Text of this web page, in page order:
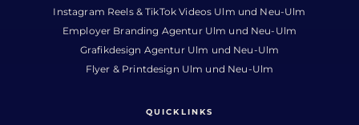
Instagram Reels & TikTok Videos Ulm und Neu-Ulm
Employer Branding Agentur Ulm und Neu-Ulm
Grafikdesign Agentur Ulm und Neu-Ulm
Flyer & Printdesign Ulm und Neu-Ulm
QUICKLINKS